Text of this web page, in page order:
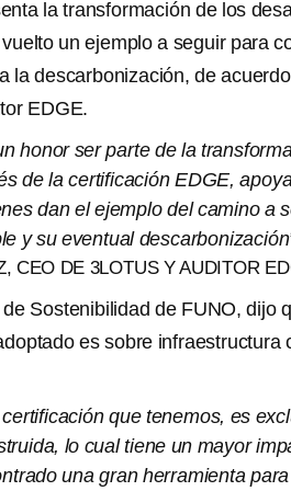
la transformación de los
un ejemplo a seguir para
la descarbonización, de
EDGE.
honor ser parte de la
de la certificación EDGE,
dan el ejemplo del camino a
y su eventual
CEO DE 3LOTUS Y AUDITOR
Sostenibilidad de FUNO, dijo
es sobre infraestructura
que tenemos, es
lo cual tiene un mayor
una gran herramienta